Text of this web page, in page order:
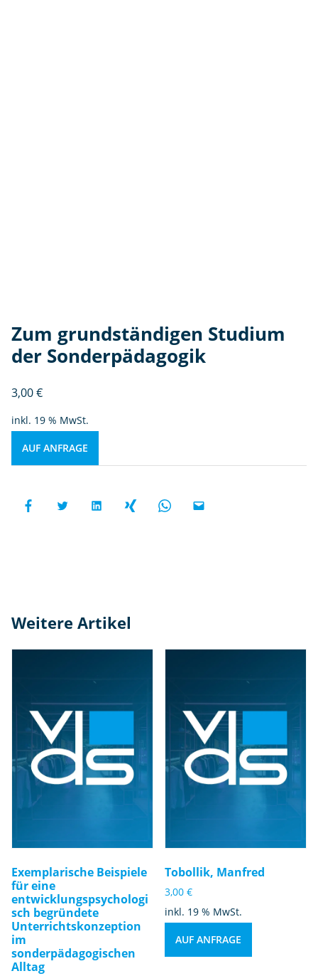
Zum grundständigen Studium
der Sonderpädagogik
3,00€
inkl. 19 % MwSt.
AUF ANFRAGE
Weitere Artikel
Exemplarische Beispiele
für eine
entwicklungspsychologi
sch begründete
Unterrichtskonzeption
im
sonderpädagogischen
Alltag
Tobollik, Manfred
3,00€
inkl. 19 % MwSt.
AUF ANFRAGE